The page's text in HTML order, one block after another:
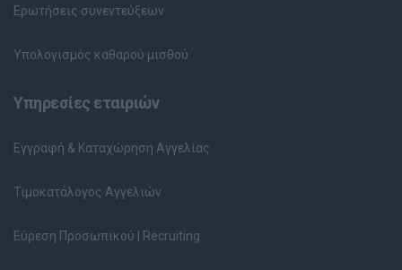
Ερωτήσεις συνεντεύξεων
Υπολογισμός καθαρού μισθού
Υπηρεσίες εταιριών
Εγγραφή & Καταχώρηση Αγγελίας
Τιμοκατάλογος Αγγελιών
Εύρεση Προσωπικού | Recruiting